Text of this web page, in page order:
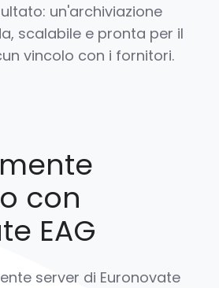
un'archiviazione
scalabile e pronta per il
vincolo con i fornitori.
con
EAG
server di Euronovate